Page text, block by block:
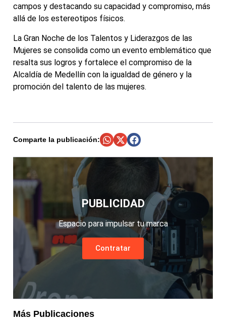
campos y destacando su capacidad y compromiso, más
allá de los estereotipos físicos.
La Gran Noche de los Talentos y Liderazgos de las
Mujeres se consolida como un evento emblemático que
resalta sus logros y fortalece el compromiso de la
Alcaldía de Medellín con la igualdad de género y la
promoción del talento de las mujeres.
Comparte la publicación:
PUBLICIDAD
Espacio para impulsar tu marca
Contratar
Más Publicaciones